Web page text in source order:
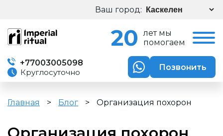
Ваш город:
20
лет мы
помогаем
+77003005098
Круглосуточно
Позвонить
Главная > Блог > Организация похорон